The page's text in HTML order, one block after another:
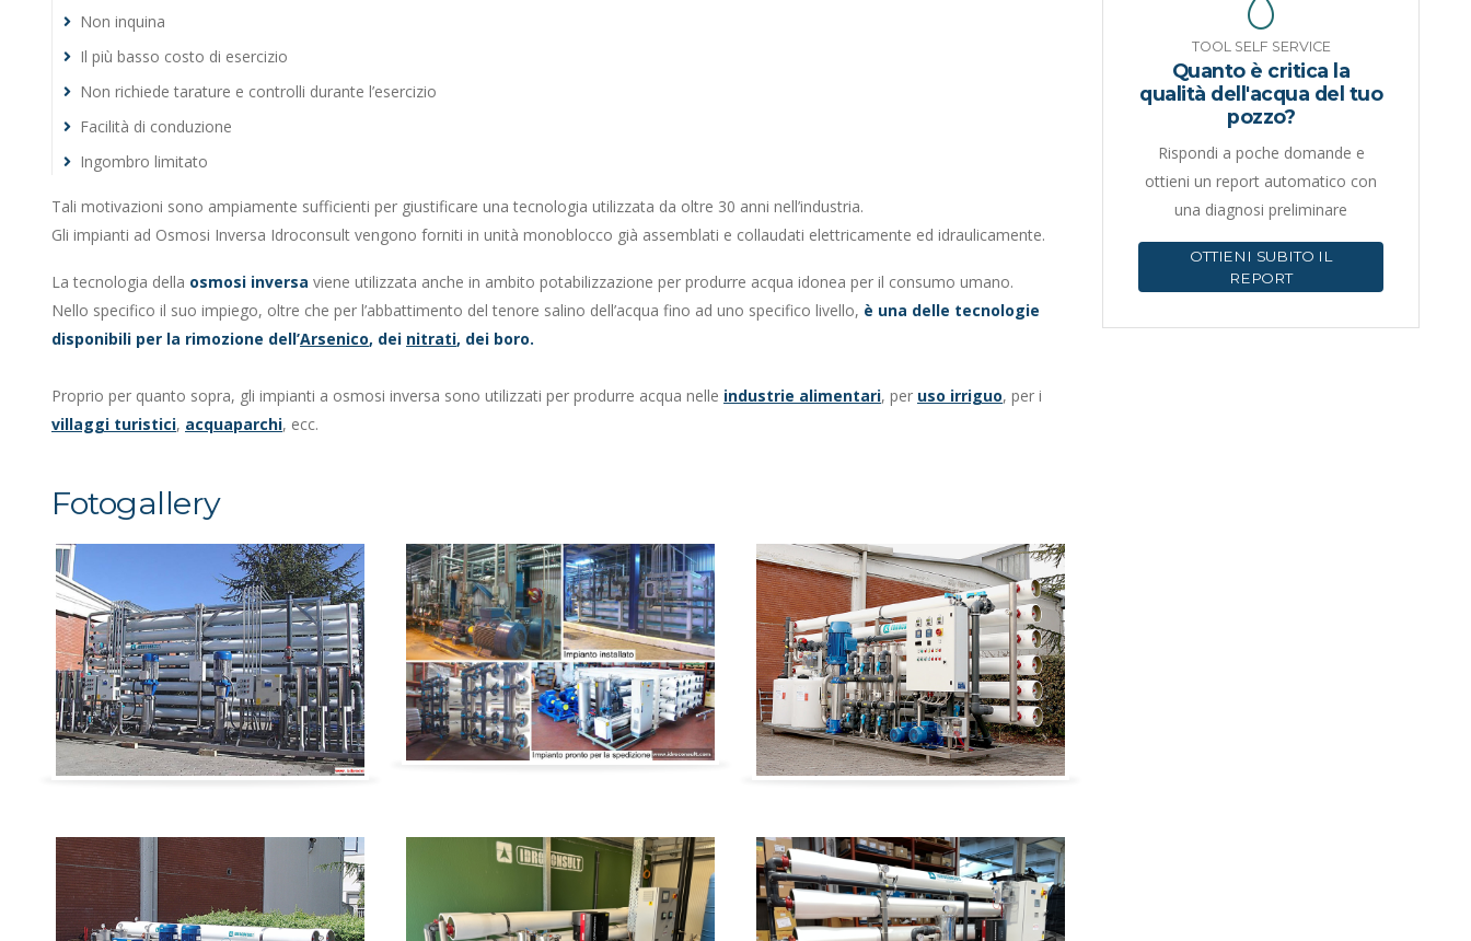
TOOL SELF SERVICE
Quanto è critica la
qualità dell'acqua del tuo
pozzo?
Rispondi a poche domande e
ottieni un report automatico con
una diagnosi preliminare
OTTIENI SUBITO IL
REPORT
Non inquina
Il più basso costo di esercizio
Non richiede tarature e controlli durante l’esercizio
Facilità di conduzione
Ingombro limitato
Tali motivazioni sono ampiamente sufficienti per giustificare una tecnologia utilizzata da oltre 30 anni nell’industria.
Gli impianti ad Osmosi Inversa Idroconsult vengono forniti in unità monoblocco già assemblati e collaudati elettricamente ed idraulicamente.
La tecnologia della osmosi inversa viene utilizzata anche in ambito potabilizzazione per produrre acqua idonea per il consumo umano.
Nello specifico il suo impiego, oltre che per l’abbattimento del tenore salino dell’acqua fino ad uno specifico livello, è una delle tecnologie
disponibili per la rimozione dell’Arsenico, dei nitrati, dei boro.
Proprio per quanto sopra, gli impianti a osmosi inversa sono utilizzati per produrre acqua nelle industrie alimentari, per uso irriguo, per i
villaggi turistici, acquaparchi, ecc.
Fotogallery